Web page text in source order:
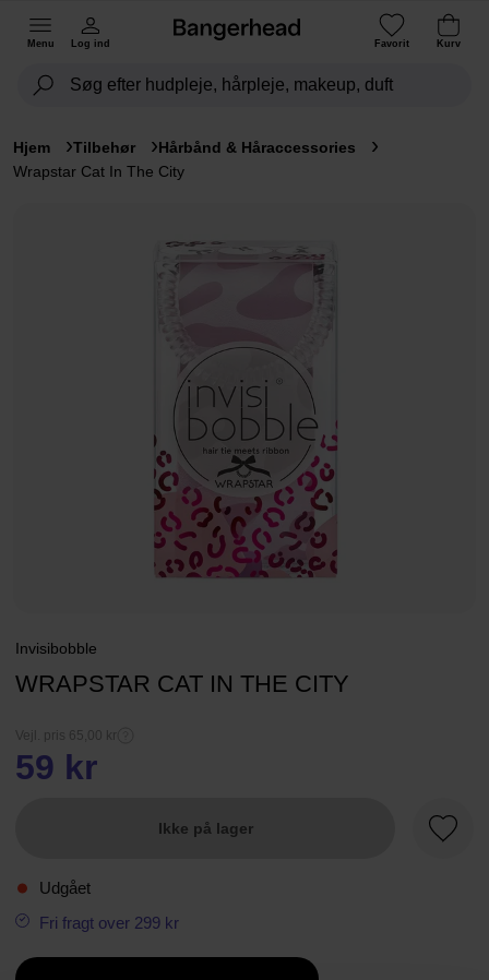
Menu Log ind Favorit Kurv
Hjem Tilbehør
Hårbånd & Håraccessories
Wrapstar Cat In The City
Invisibobble
WRAPSTAR CAT IN THE CITY
Vejl. pris 65,00 kr
59 kr
Ikke på lager
Udgået
Fri fragt over 299 kr